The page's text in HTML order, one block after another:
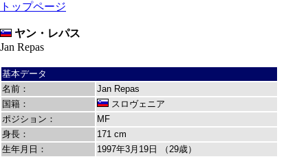
トップページ
ヤン・レパス
Jan Repas
基本データ
名前：
Jan Repas
国籍：
スロヴェニア
ポジション：
MF
身長：
171 cm
生年月日：
1997年3月19日 （29歳）